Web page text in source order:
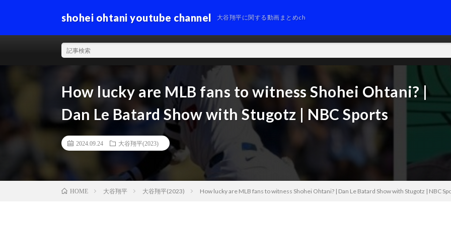
shohei ohtani youtube channel 大谷翔平に関する動画まとめch
How lucky are MLB fans to witness Shohei Ohtani? |
Dan Le Batard Show with Stugotz | NBC Sports
2024.09.24 大谷翔平(2023)
HOME 大谷翔平 大谷翔平(2023) How lucky are MLB fans to witness Shohei Ohtani? | Dan Le Batard Show with Stugotz | NBC